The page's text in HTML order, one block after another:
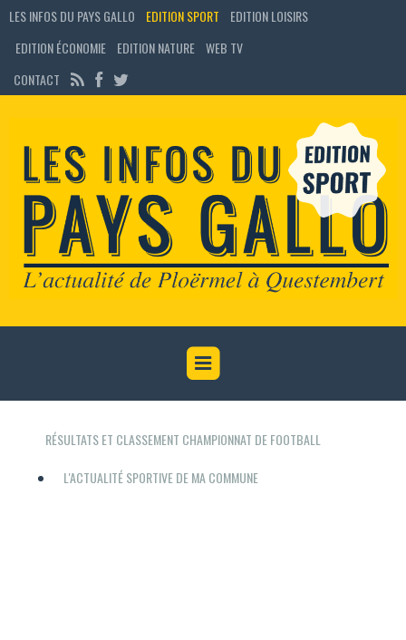
LES INFOS DU PAYS GALLO EDITION SPORT
EDITION LOISIRS
EDITION ÉCONOMIE
EDITION NATURE WEB TV
CONTACT
RÉSULTATS ET CLASSEMENT CHAMPIONNAT DE FOOTBALL
L'ACTUALITÉ SPORTIVE DE MA COMMUNE